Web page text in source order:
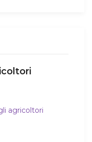
agricoltori